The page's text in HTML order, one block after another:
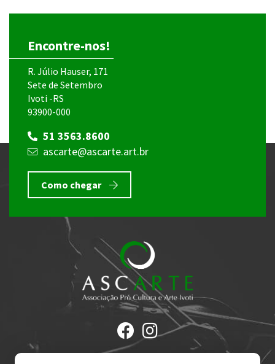
Encontre-nos!
R. Júlio Hauser, 171
Sete de Setembro
Ivoti -RS
93900-000
51 3563.8600
ascarte@ascarte.art.br
Como chegar